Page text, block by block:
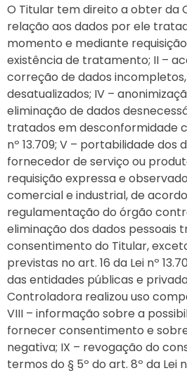
O Titular tem direito a obter da
relação aos dados por ele
momento e mediante
existência de tratamento; II –
correção de dados
desatualizados; IV –
eliminação de dados
tratados em desconformidade
nº 13.709; V – portabilidade dos
fornecedor de serviço ou
requisição expressa e
comercial e industrial, de
regulamentação do órgão
eliminação dos dados pessoais
consentimento do Titular,
previstas no art. 16 da Lei nº
das entidades públicas e
Controladora realizou uso
VIII – informação sobre a
fornecer consentimento e
negativa; IX – revogação do
termos do § 5º do art. 8º da Lei